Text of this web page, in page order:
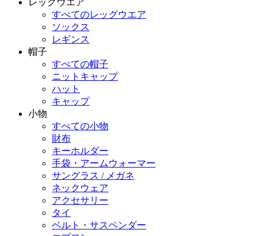
レッグウエア
すべてのレッグウエア
ソックス
レギンス
帽子
すべての帽子
ニットキャップ
ハット
キャップ
小物
すべての小物
財布
キーホルダー
手袋・アームウォーマー
サングラス / メガネ
ネックウェア
アクセサリー
タイ
ベルト・サスペンダー